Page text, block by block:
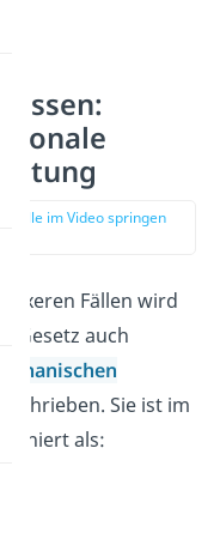
Stelle im Video springen
Fällen wird
Gesetz auch
Sie ist im
als: